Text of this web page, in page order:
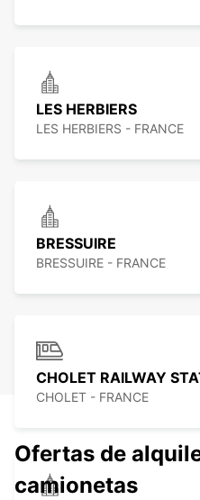
LES HERBIERS
LES HERBIERS - FRANCE
BRESSUIRE
BRESSUIRE - FRANCE
CHOLET RAILWAY
CHOLET - FRANCE
Ofertas de
camionetas